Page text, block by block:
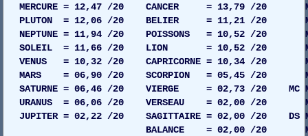
MERCURE = 12,47 /20 CANCER = 13,79 /20
PLUTON = 12,06 /20 BELIER = 11,21 /20
NEPTUNE = 11,94 /20 POISSONS = 10,52 /20
SOLEIL = 11,66 /20 LION = 10,52 /20
VENUS = 10,32 /20 CAPRICORNE = 10,34 /20
MARS = 06,90 /20 SCORPION = 05,45 /20
SATURNE = 06,46 /20 VIERGE = 02,73 /20 MC
URANUS = 06,06 /20 VERSEAU = 02,00 /20
JUPITER = 02,22 /20 SAGITTAIRE = 02,00 /20 DS
BALANCE = 02,00 /20 MAISON